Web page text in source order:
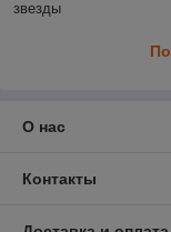
звезды
О нас
Контакты